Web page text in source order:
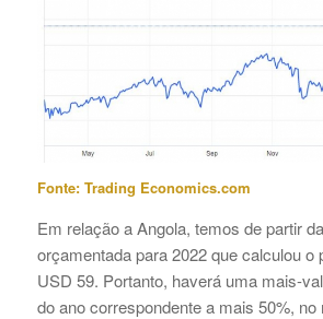
Fonte: Trading Economics.com
Em relação a Angola, temos de partir
orçamentada para 2022 que calculou o
USD 59. Portanto, haverá uma mais-
do ano correspondente a mais 50%,